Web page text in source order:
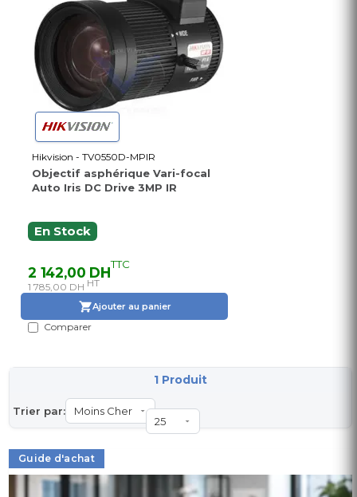
Hikvision - TV0550D-MPIR
Objectif asphérique Vari-focal
Auto Iris DC Drive 3MP IR
En Stock
2 142,00 DHTTC
1 785,00 DH HT
Ajouter au panier
Comparer
Trier par:
1 Produit
Guide d'achat